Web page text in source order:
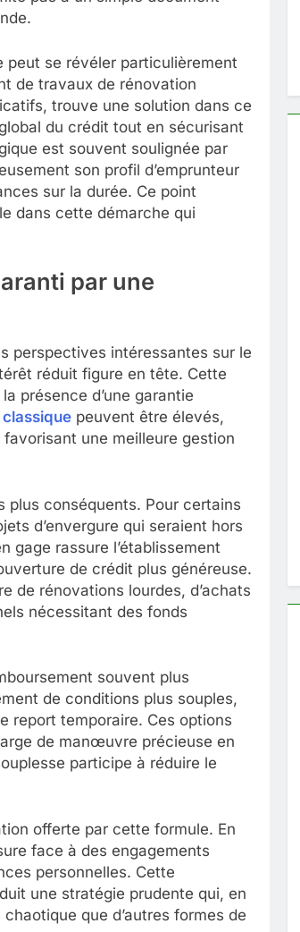
peut se révéler particulièrement
de travaux de rénovation
trouve une solution dans ce
du crédit tout en sécurisant
est souvent soulignée par
son profil d’emprunteur
sur la durée. Ce point
dans cette démarche qui
par une
perspectives intéressantes sur le
réduit figure en tête. Cette
présence d’une garantie
peuvent être élevés,
une meilleure gestion
plus conséquents. Pour certains
d’envergure qui seraient hors
gage rassure l’établissement
de crédit plus généreuse.
de rénovations lourdes, d’achats
nécessitant des fonds
souvent plus
de conditions plus souples,
report temporaire. Ces options
de manœuvre précieuse en
participe à réduire le
offerte par cette formule. En
face à des engagements
personnelles. Cette
une stratégie prudente qui, en
que d’autres formes de